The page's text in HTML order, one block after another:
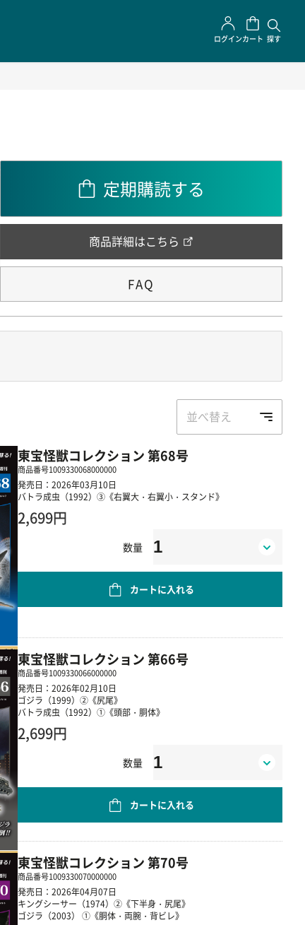
ログインカート 探す
定期購読する
商品詳細はこちら
FAQ
並べ替え
東宝怪獣コレクション 第68号
商品番号1009330068000000
発売日：2026年03月10日
バトラ成虫（1992）③《右翼大・右翼小・スタンド》
2,699円
数量
カートに入れる
東宝怪獣コレクション 第66号
商品番号1009330066000000
発売日：2026年02月10日
ゴジラ（1999）②《尻尾》
バトラ成虫（1992）①《頭部・胴体》
2,699円
数量
カートに入れる
東宝怪獣コレクション 第70号
商品番号1009330070000000
発売日：2026年04月07日
キングシーサー（1974）②《下半身・尻尾》
ゴジラ（2003） ①《胴体・両腕・背ビレ》